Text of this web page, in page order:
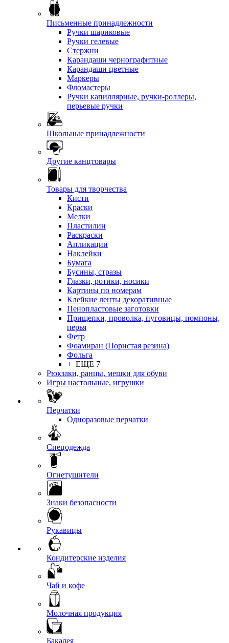
Письменные принадлежности
Ручки шариковые
Ручки гелевые
Стержни
Карандаши чернографитные
Карандаши цветные
Маркеры
Фломастеры
Ручки капиллярные, ручки-роллеры,
перьевые ручки
Школьные принадлежности
Другие канцтовары
Товары для творчества
Кисти
Краски
Мелки
Пластилин
Раскраски
Апликации
Наклейки
Бумага
Бусины, стразы
Глазки, ротики, носики
Картины по номерам
Клейкие ленты декоративные
Пенопластовые заготовки
Прищепки, проволка, пуговицы, помпоны,
перья
Фетр
Фоамиран (Пористая резина)
Фольга
+ ЕЩЕ 7
Рюкзаки, ранцы, мешки для обуви
Игры настольные, игрушки
Перчатки
Одноразовые перчатки
Спецодежда
Огнетушители
Знаки безопасности
Рукавицы
Кондитерские изделия
Чай и кофе
Молочная продукция
Бакалея